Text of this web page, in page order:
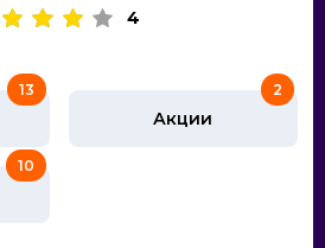
4
13
Акции
2
10